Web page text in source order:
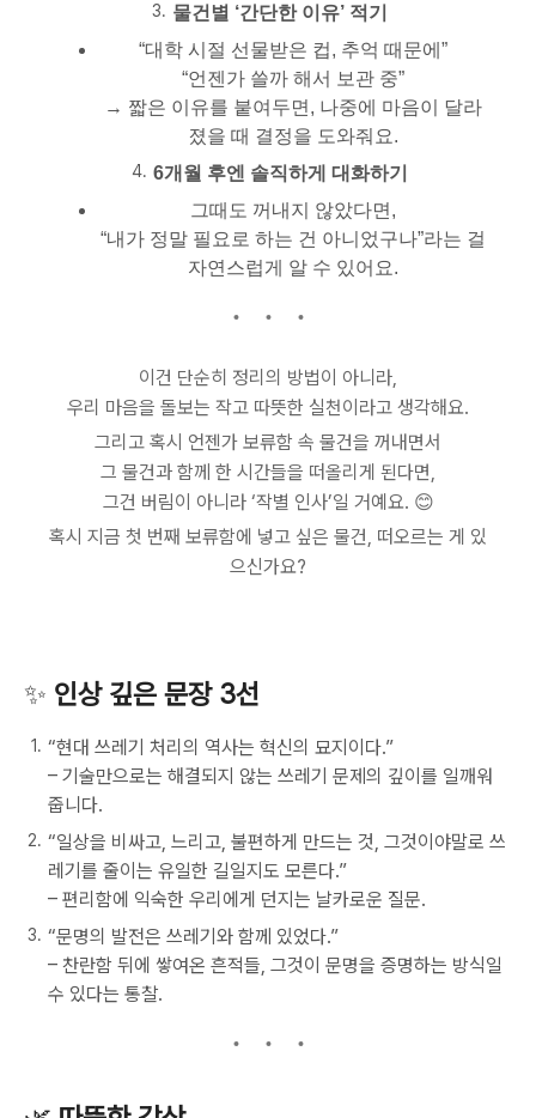
물건별 ‘간단한 이유’ 적기
“대학 시절 선물받은 컵, 추억 때문에”
“언젠가 쓸까 해서 보관 중”
→ 짧은 이유를 붙여두면, 나중에 마음이 달라
졌을 때 결정을 도와줘요.
6개월 후엔 솔직하게 대화하기
그때도 꺼내지 않았다면,
“내가 정말 필요로 하는 건 아니었구나”라는 걸
자연스럽게 알 수 있어요.
이건 단순히 정리의 방법이 아니라,
우리 마음을 돌보는 작고 따뜻한 실천이라고 생각해요.
그리고 혹시 언젠가 보류함 속 물건을 꺼내면서
그 물건과 함께 한 시간들을 떠올리게 된다면,
그건 버림이 아니라 ‘작별 인사’일 거예요. 😊
혹시 지금 첫 번째 보류함에 넣고 싶은 물건, 떠오르는 게 있
으신가요?
✨ 인상 깊은 문장 3선
“현대 쓰레기 처리의 역사는 혁신의 묘지이다.”
– 기술만으로는 해결되지 않는 쓰레기 문제의 깊이를 일깨워
줍니다.
“일상을 비싸고, 느리고, 불편하게 만드는 것, 그것이야말로 쓰
레기를 줄이는 유일한 길일지도 모른다.”
– 편리함에 익숙한 우리에게 던지는 날카로운 질문.
“문명의 발전은 쓰레기와 함께 있었다.”
– 찬란함 뒤에 쌓여온 흔적들, 그것이 문명을 증명하는 방식일
수 있다는 통찰.